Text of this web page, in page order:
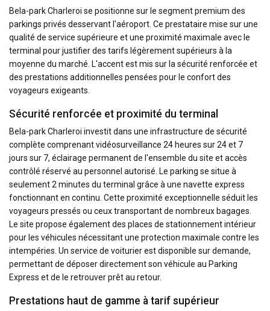
Bela-park Charleroi se positionne sur le segment premium des
parkings privés desservant l'aéroport. Ce prestataire mise sur une
qualité de service supérieure et une proximité maximale avec le
terminal pour justifier des tarifs légèrement supérieurs à la
moyenne du marché. L'accent est mis sur la sécurité renforcée et
des prestations additionnelles pensées pour le confort des
voyageurs exigeants.
Sécurité renforcée et proximité du terminal
Bela-park Charleroi investit dans une infrastructure de sécurité
complète comprenant vidéosurveillance 24 heures sur 24 et 7
jours sur 7, éclairage permanent de l'ensemble du site et accès
contrôlé réservé au personnel autorisé. Le parking se situe à
seulement 2 minutes du terminal grâce à une navette express
fonctionnant en continu. Cette proximité exceptionnelle séduit les
voyageurs pressés ou ceux transportant de nombreux bagages.
Le site propose également des places de stationnement intérieur
pour les véhicules nécessitant une protection maximale contre les
intempéries. Un service de voiturier est disponible sur demande,
permettant de déposer directement son véhicule au Parking
Express et de le retrouver prêt au retour.
Prestations haut de gamme à tarif supérieur